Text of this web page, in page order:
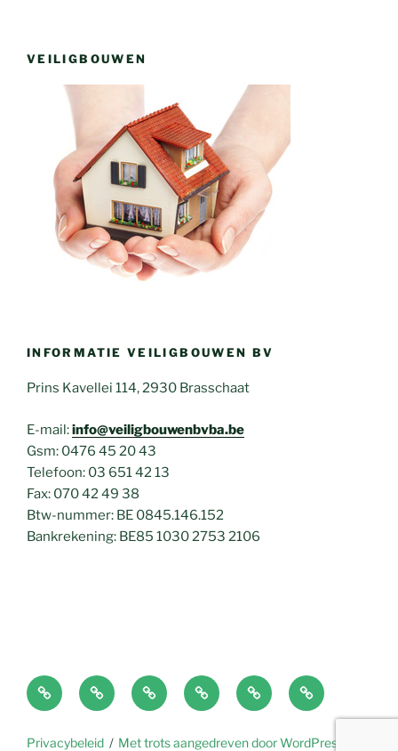
VEILIGBOUWEN
INFORMATIE VEILIGBOUWEN BV
Prins Kavellei 114, 2930 Brasschaat
E-mail:info@veiligbouwenbvba.be
Gsm: 0476 45 20 43
Telefoon: 03 651 42 13
Fax: 070 42 49 38
Btw-nummer: BE 0845.146.152
Bankrekening: BE85 1030 2753 2106
Home EPC Plaatsbeschrijving
Over
Jan
Nieuws
en
Contact
Privacybeleid Met trots aangedreven door WordPress